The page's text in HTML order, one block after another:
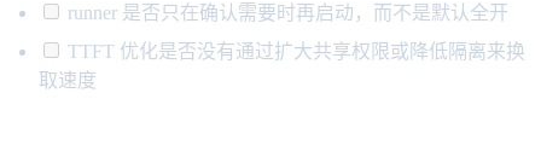
runner 是否只在确认需要时再启动，而不是默认全开
TTFT 优化是否没有通过扩大共享权限或降低隔离来换
取速度